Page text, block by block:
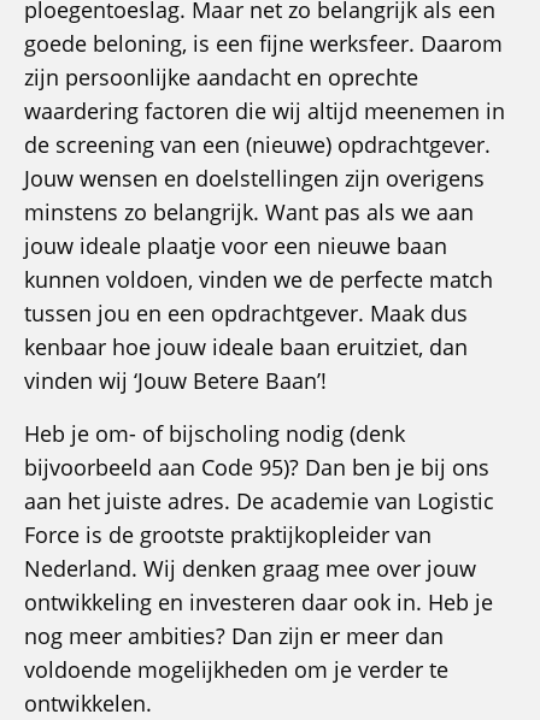
ploegentoeslag. Maar net zo belangrijk als een
goede beloning, is een fijne werksfeer. Daarom
zijn persoonlijke aandacht en oprechte
waardering factoren die wij altijd meenemen in
de screening van een (nieuwe) opdrachtgever.
Jouw wensen en doelstellingen zijn overigens
minstens zo belangrijk. Want pas als we aan
jouw ideale plaatje voor een nieuwe baan
kunnen voldoen, vinden we de perfecte match
tussen jou en een opdrachtgever. Maak dus
kenbaar hoe jouw ideale baan eruitziet, dan
vinden wij ‘Jouw Betere Baan’!
Heb je om- of bijscholing nodig (denk
bijvoorbeeld aan Code 95)? Dan ben je bij ons
aan het juiste adres. De academie van Logistic
Force is de grootste praktijkopleider van
Nederland. Wij denken graag mee over jouw
ontwikkeling en investeren daar ook in. Heb je
nog meer ambities? Dan zijn er meer dan
voldoende mogelijkheden om je verder te
ontwikkelen.